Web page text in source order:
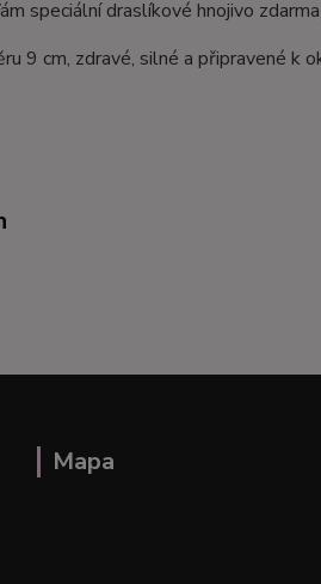
speciální draslíkové hnojivo
9 cm, zdravé, silné a připravené k
Mapa